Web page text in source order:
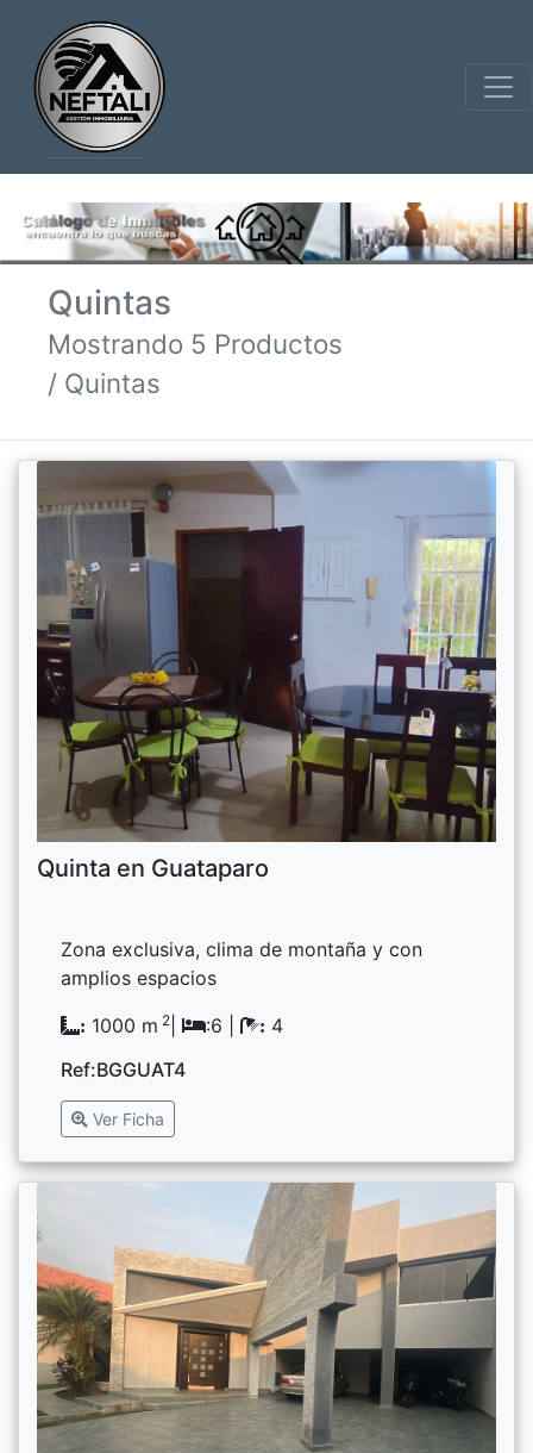
Quintas
Mostrando 5 Productos
/ Quintas
Quinta en Guataparo
Zona exclusiva, clima de montaña y con
amplios espacios
: 1000 m 2 :6 | : 4
Ref:BGGUAT4
Ver Ficha